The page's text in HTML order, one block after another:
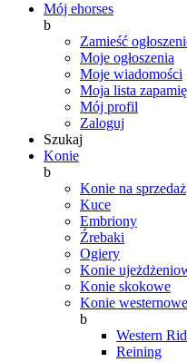
Mój ehorses
b
Zamieść
Moje ogłoszenia
Moje wiadomości
Moja lista
Mój profil
Zaloguj
Szukaj
Konie
b
Konie na sprzedaż
Kuce
Embriony
Źrebaki
Ogiery
Konie
Konie skokowe
Konie westernowe
b
Western
Reining